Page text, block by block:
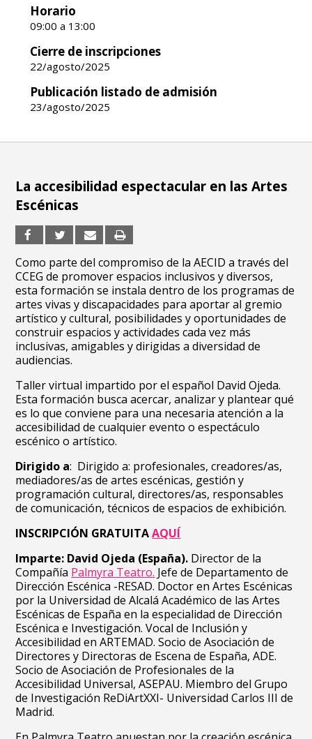
Horario
09:00 a 13:00
Cierre de inscripciones
22/agosto/2025
Publicación listado de admisión
23/agosto/2025
La accesibilidad espectacular en las Artes
Escénicas
Como parte del compromiso de la AECID a través del
CCEG de promover espacios inclusivos y diversos,
esta formación se instala dentro de los programas de
artes vivas y discapacidades para aportar al gremio
artístico y cultural, posibilidades y oportunidades de
construir espacios y actividades cada vez más
inclusivas, amigables y dirigidas a diversidad de
audiencias.
Taller virtual impartido por el español David Ojeda.
Esta formación busca acercar, analizar y plantear qué
es lo que conviene para una necesaria atención a la
accesibilidad de cualquier evento o espectáculo
escénico o artístico.
Dirigido a: Dirigido a: profesionales, creadores/as,
mediadores/as de artes escénicas, gestión y
programación cultural, directores/as, responsables
de comunicación, técnicos de espacios de exhibición.
INSCRIPCIÓN GRATUITAAQUÍ
Imparte: David Ojeda (España). Director de la
Compañía Palmyra Teatro. Jefe de Departamento de
Dirección Escénica -RESAD. Doctor en Artes Escénicas
por la Universidad de Alcalá Académico de las Artes
Escénicas de España en la especialidad de Dirección
Escénica e Investigación. Vocal de Inclusión y
Accesibilidad en ARTEMAD. Socio de Asociación de
Directores y Directoras de Escena de España, ADE.
Socio de Asociación de Profesionales de la
Accesibilidad Universal, ASEPAU. Miembro del Grupo
de Investigación ReDiArtXXI- Universidad Carlos III de
Madrid.